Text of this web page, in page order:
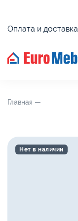
Оплата и доставка
Главная —
Нет в наличии